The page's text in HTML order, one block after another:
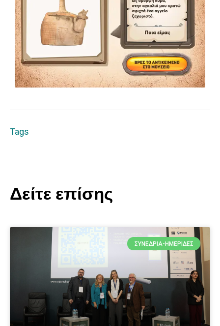
Tags
Δείτε επίσης
ΣΥΝΈΔΡΙΑ-ΗΜΕΡΊΔΕΣ